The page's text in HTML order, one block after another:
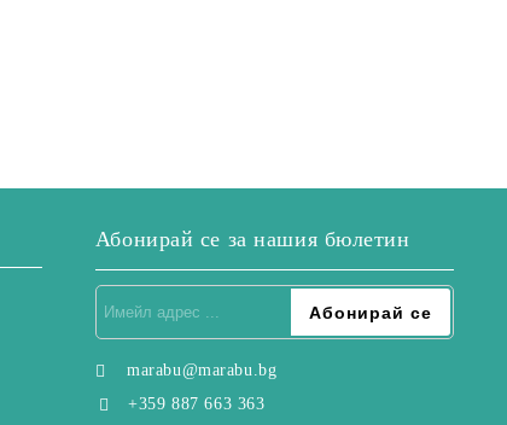
Абонирай се за нашия бюлетин
marabu@marabu.bg
+359 887 663 363